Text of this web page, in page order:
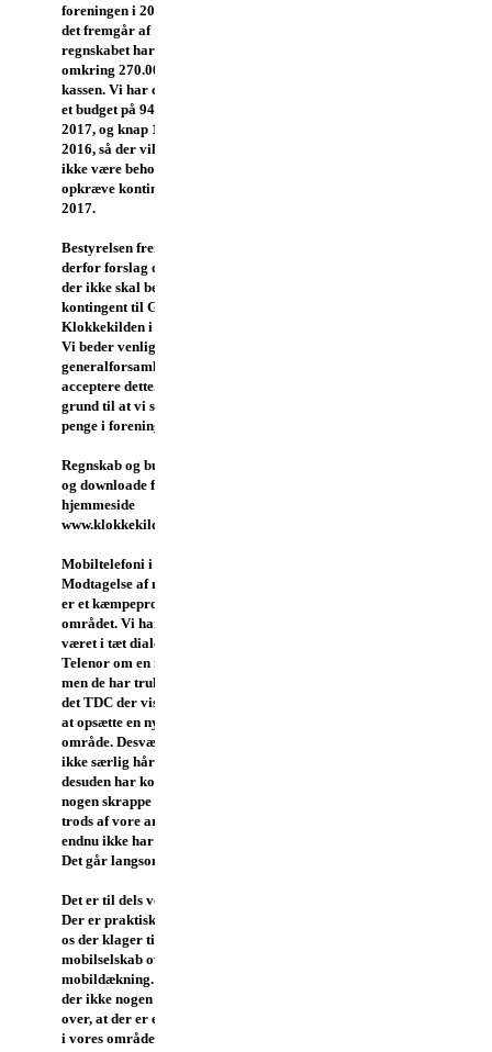
foreningen i 2016. Som
det fremgår af
regnskabet har vi stadig
omkring 270.000 i
kassen. Vi har opstillet
et budget på 94.000 for
2017, og knap 100.000 i
2016, så der vil heller
ikke være behov for at
opkræve kontingent i
2017.
Bestyrelsen fremsætter
derfor forslag om, at
der ikke skal betales
kontingent til GF
Klokkekilden i 2017.
Vi beder venligst
generalforsamlingen om at
acceptere dette. Der er ingen
grund til at vi skal have mange
penge i foreningens kasse.
Regnskab og budget kan du se
og downloade fra vores
hjemmeside
www.klokkekilden.dk
Mobiltelefoni i Buresø
Modtagelse af mobilsignaler
er et kæmpeproblem i
området. Vi har tidligere
været i tæt dialog med Telia og
Telenor om en ny mobilmast,
men de har trukket sig. Nu er
det TDC der viser interesse for
at opsætte en ny mast i vores
område. Desværre arbejder de
ikke særlig hårdt på sagen, og
desuden har kommunen stillet
nogen skrappe krav, som de på
trods af vore argumenter
endnu ikke har villet fravige.
Det går langsomt.
Det er til dels vores egen skyld.
Der er praktisk taget ingen af
os der klager til vores
mobilselskab over den dårlige
mobildækning. Uden klager er
der ikke nogen der er klar
over, at der er et stort problem
i vores område. Og så sker der